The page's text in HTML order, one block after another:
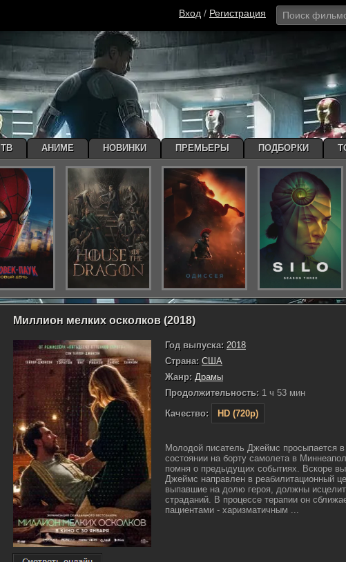
Вход / Регистрация
Миллион мелких осколков (2018)
Год выпуска: 2018
Страна: США
Жанр: Драмы
Продолжительность: 1 ч 53 мин
Качество:
HD (720p)
Молодой писатель Джеймс просыпается в
состоянии на борту самолета в
помня о предыдущих событиях. Вскоре
Джеймс направлен в реабилитационный
выпавшие на долю героя, должны
страданий. В процессе терапии он
пациентами - харизматичным ...
ТВ АНИМЕ НОВИНКИ ПРЕМЬЕРЫ ПОДБОРКИ